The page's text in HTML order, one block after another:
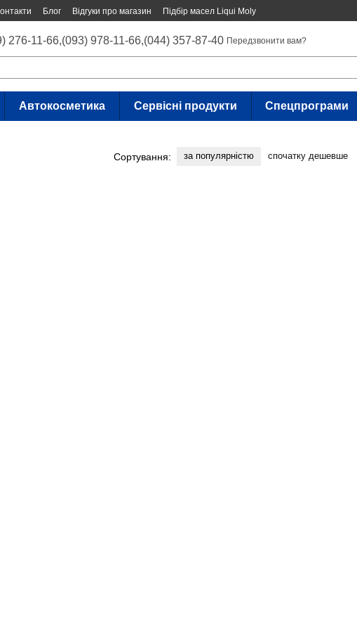
Блог Відгуки про магазин Підбір масел Liqui Moly
276-11-66,(093) 978-11-66,(044) 357-87-40 Передзвонити вам?
Автокосметика Сервісні продукти Спецпрограми
Сортування: за популярністю спочатку дешевше